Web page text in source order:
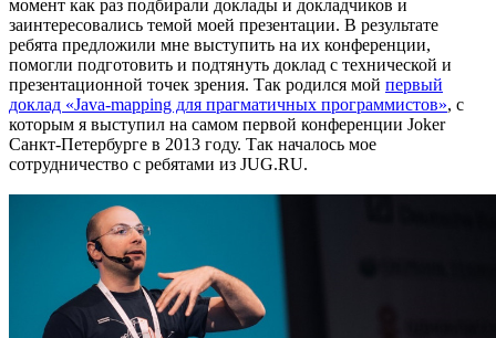
момент как раз подбирали доклады и докладчиков и
заинтересовались темой моей презентации. В результате
ребята предложили мне выступить на их конференции,
помогли подготовить и подтянуть доклад с технической и
презентационной точек зрения. Так родился мой первый
доклад «Java-mapping для прагматичных программистов», с
которым я выступил на самом первой конференции Joker
Санкт-Петербурге в 2013 году. Так началось мое
сотрудничество с ребятами из JUG.RU.